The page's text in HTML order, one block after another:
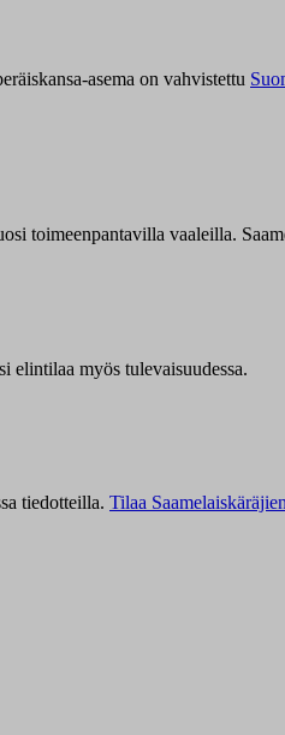
asema on vahvistettu
toimeenpantavilla vaaleilla.
elintilaa myös tulevaisuudessa.
tiedotteilla. Tilaa